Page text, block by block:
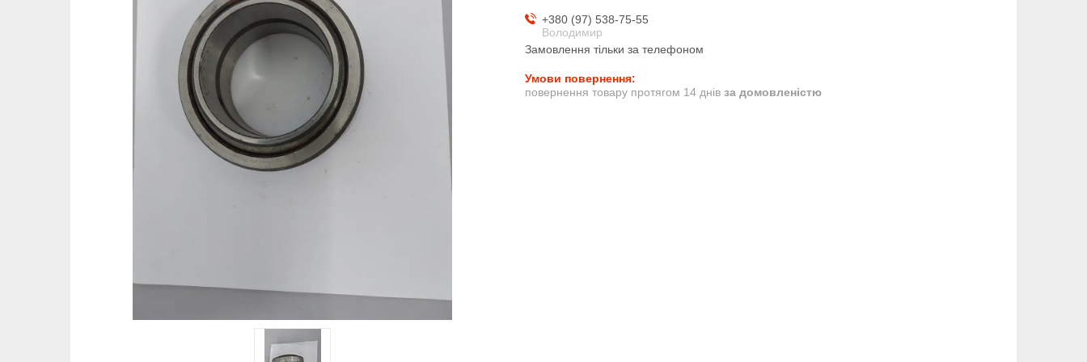
+380 (97) 538-75-55
Володимир
Замовлення тільки за телефоном
повернення товару протягом 14 днів за домовленістю